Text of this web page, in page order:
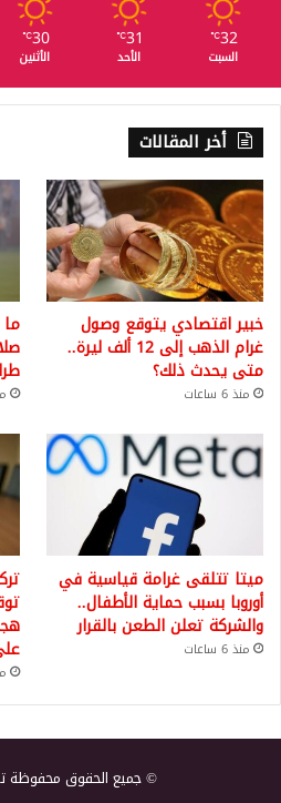
32
℃
السبت
31
℃
الأحد
30
℃
الأثنين
أخر المقالات
خبير اقتصادي يتوقع وصول
غرام الذهب إلى 12 ألف ليرة..
متى يحدث ذلك؟
منذ 6 ساعات
ميتا تتلقى غرامة قياسية في
أوروبا بسبب حماية الأطفال..
والشركة تعلن الطعن بالقرار
منذ 6 ساعات
© جميع الحقوق محفوظة